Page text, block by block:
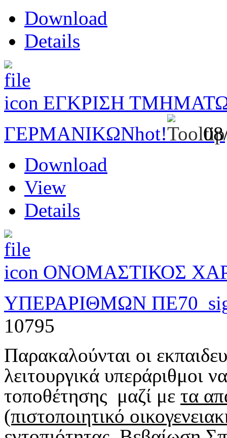
Download
Details
ΕΓΚΡΙΣΗ
ΓΕΡΜΑΝΙΚΩΝhot!
Download
View
Details
ΟΝΟΜΑΣΤΙΚΟΣ
ΥΠΕΡΑΡΙΘΜΩΝ
10795
Παρακαλούνται οι
λειτουργικά υπεράριθμοι
τοποθέτησης μαζί με τα
(πιστοποιητικό